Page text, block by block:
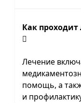
Как
Лечение
помощь, а
и